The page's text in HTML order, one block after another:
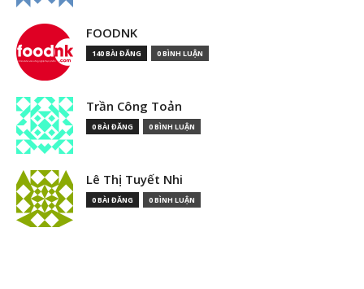
FOODNK
140 BÀI ĐĂNG 0 BÌNH LUẬN
Trần Công Toản
0 BÀI ĐĂNG 0 BÌNH LUẬN
Lê Thị Tuyết Nhi
0 BÀI ĐĂNG 0 BÌNH LUẬN